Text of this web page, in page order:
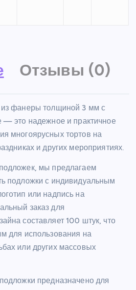
Отзывы (0)
из фанеры толщиной 3 мм с
— это надежное и практичное
многоярусных тортов на
и других мероприятиях.
мы предлагаем
подложки с индивидуальным
или надпись на
заказ для
составляет 100 штук, что
для использования на
или других массовых
предназначено для